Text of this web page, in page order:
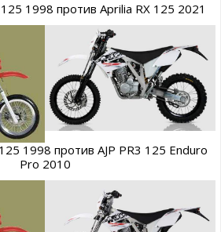
1998 против Aprilia RX 125 2021
1998 против AJP PR3 125 Enduro
Pro 2010